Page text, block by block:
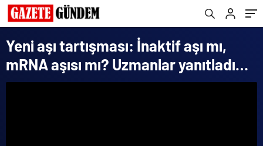
Yeni aşı tartışması: İnaktif aşı mı,
mRNA aşısı mı? Uzmanlar yanıtladı…